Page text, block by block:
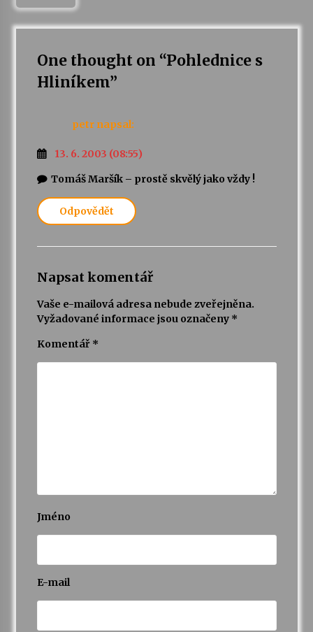
3. 7. 2026
30. 6. 2026
One thought on “Pohlednice s
Hliníkem”
petr napsal:
13. 6. 2003 (08:55)
Tomáš Maršík – prostě skvělý jako vždy !
Odpovědět
Napsat komentář
Vaše e-mailová adresa nebude zveřejněna.
Vyžadované informace jsou označeny *
Komentář *
Jméno
E-mail